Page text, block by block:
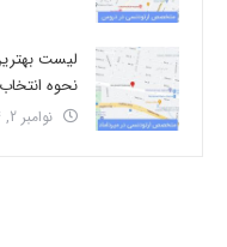
لیست
نحوه
نوامبر 2, 2024